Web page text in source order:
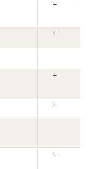
+
+
+
+
+